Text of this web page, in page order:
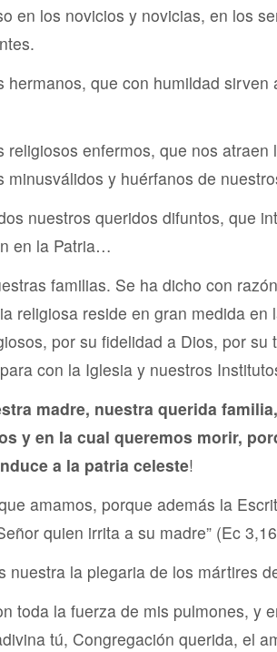
en los novicios y novicias, en los
hermanos, que con humildad sirven
religiosos enfermos, que nos atraen
minusválidos y huérfanos de
nuestros queridos difuntos, que
en la Patria…
familias. Se ha dicho con
religiosa reside en gran medida en
por su fidelidad a Dios, por su
con la Iglesia y nuestros
madre, nuestra querida
y en la cual queremos morir,
a la patria celeste!
amamos, porque además la
quien irrita a su madre” (Ec
nuestra la plegaria de los mártires
toda la fuerza de mis pulmones, y
tú, Congregación querida, el